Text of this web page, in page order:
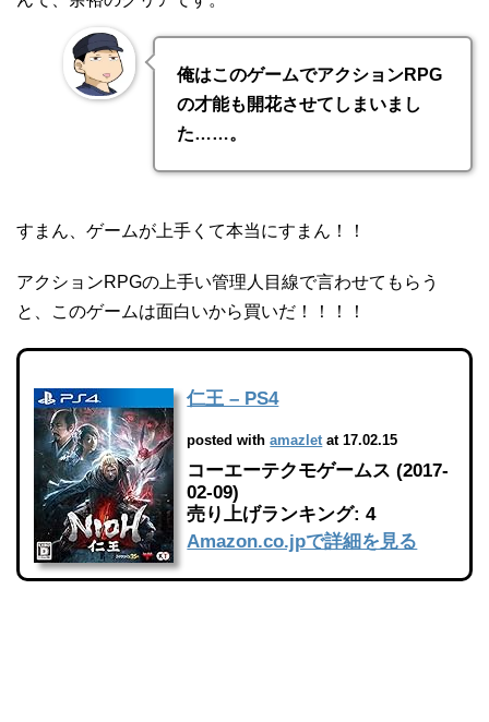
俺はこのゲームでアクションRPG
の才能も開花させてしまいまし
た……。
すまん、ゲームが上手くて本当にすまん！！
アクションRPGの上手い管理人目線で言わせてもらう
と、このゲームは面白いから買いだ！！！！
仁王 – PS4
posted withamazlet at 17.02.15
コーエーテクモゲームス (2017-
02-09)
売り上げランキング: 4
Amazon.co.jpで詳細を見る